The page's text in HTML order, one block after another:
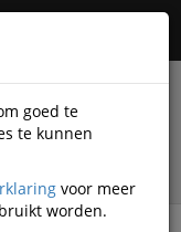
goed te
te kunnen
voor meer
worden.